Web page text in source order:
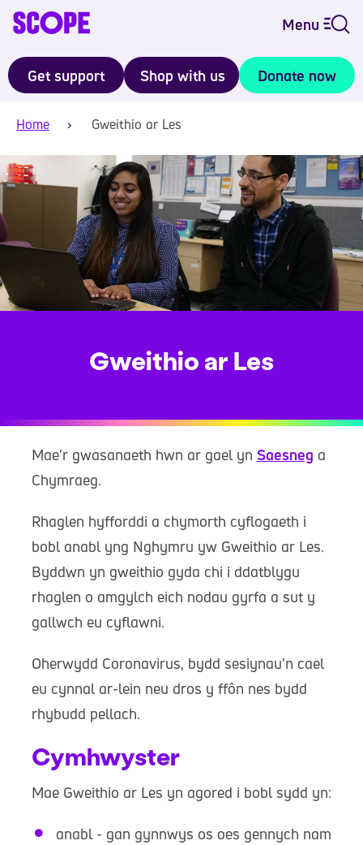
Menu
Get support Shop with us Donate now
Home Gweithio ar Les
Gweithio ar Les
Mae'r gwasanaeth hwn ar gael yn Saesneg a
Chymraeg.
Rhaglen hyfforddi a chymorth cyflogaeth i
bobl anabl yng Nghymru yw Gweithio ar Les.
Byddwn yn gweithio gyda chi i ddatblygu
rhaglen o amgylch eich nodau gyrfa a sut y
gallwch eu cyflawni.
Oherwydd Coronavirus, bydd sesiynau'n cael
eu cynnal ar-lein neu dros y ffôn nes bydd
rhybudd pellach.
Cymhwyster
Mae Gweithio ar Les yn agored i bobl sydd yn:
anabl - gan gynnwys os oes gennych nam